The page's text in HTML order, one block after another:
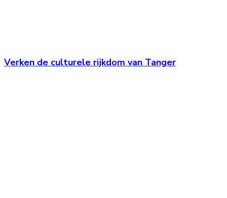
Verken de culturele rijkdom van Tanger